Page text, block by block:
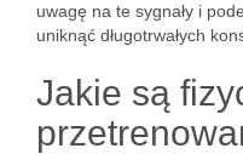
uwagę na te sygnały i
uniknąć długotrwałych
Jakie są